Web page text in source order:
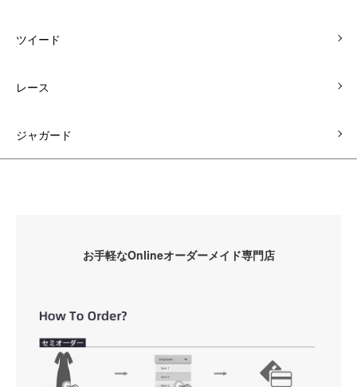
ツイード
レース
ジャガード
お手軽なOnlineオーダーメイド専門店